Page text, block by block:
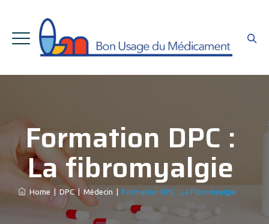
Formation DPC :
La fibromyalgie
Home DPC| Médecin Formation DPC : La Fibromyalgie